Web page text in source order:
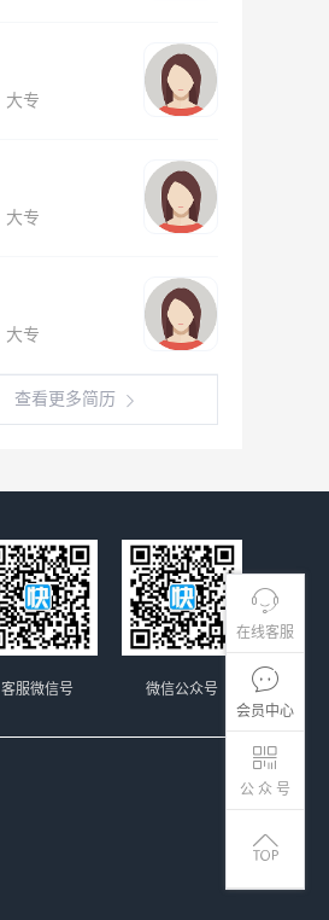
在线客服
会员中心
公 众 号
大专
大专
大专
查看更多简历
微信公众号
客服微信号